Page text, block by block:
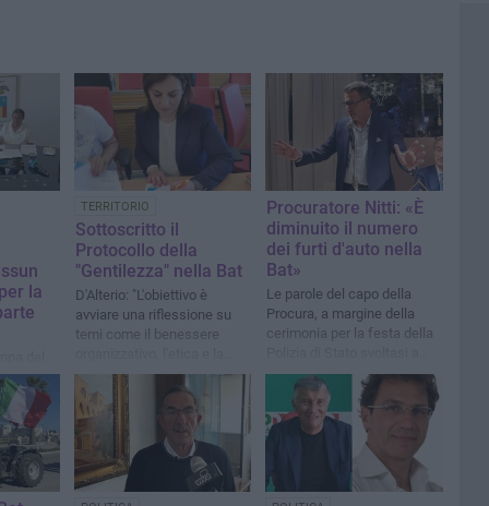
la
TERRITORIO
Sottoscritto il
Protocollo della
"Gentilezza" nella Bat
D'Alterio: "L'obiettivo è
avviare una riflessione su
temi come il benessere
legalità"
Procuratore Nitti: «È
diminuito il numero
dei furti d'auto nella
Bat»
Le parole del capo della
Procura, a margine della
cerimonia per la festa della
Trani